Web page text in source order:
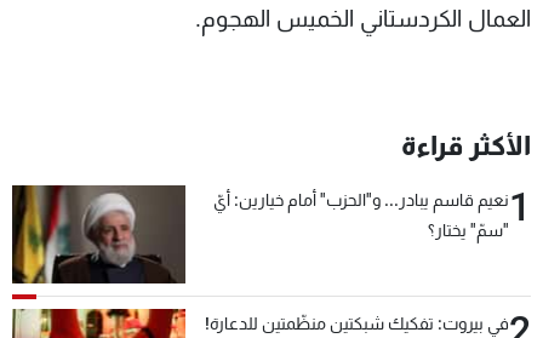
العمال الكردستاني الخميس الهجوم.
الأكثر قراءة
1نعيم قاسم يبادر... و"الحزب" أمام خيارين: أيّ
"سمّ" يختار؟
في بيروت: تفكيك شبكتين منظّمتين للدعارة!